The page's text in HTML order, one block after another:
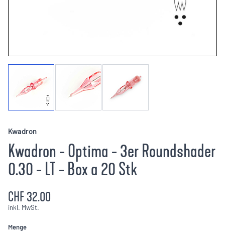
Kwadron
Kwadron - Optima - 3er Roundshader
0.30 - LT - Box a 20 Stk
CHF 32.00
inkl. MwSt.
Menge